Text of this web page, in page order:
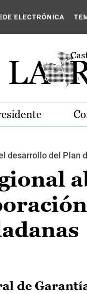
ELECTRÓNICA
desarrollo del Plan
de